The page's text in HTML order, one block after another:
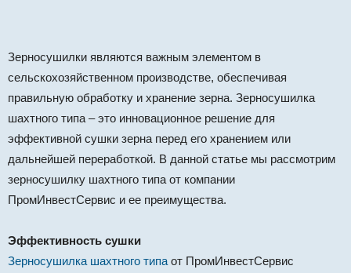
Зерносушилки являются важным элементом в
сельскохозяйственном производстве, обеспечивая
правильную обработку и хранение зерна. Зерносушилка
шахтного типа – это инновационное решение для
эффективной сушки зерна перед его хранением или
дальнейшей переработкой. В данной статье мы рассмотрим
зерносушилку шахтного типа от компании
ПромИнвестСервис и ее преимущества.
Эффективность сушки
Зерносушилка шахтного типа от ПромИнвестСервис